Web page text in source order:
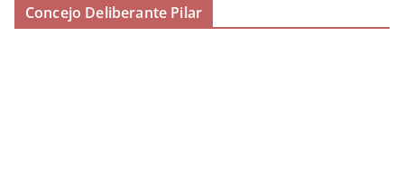
Concejo Deliberante Pilar